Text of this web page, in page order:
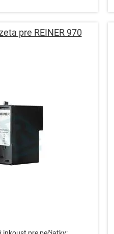
pre REINER 970